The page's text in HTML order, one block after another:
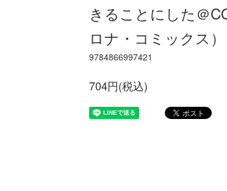
きることにした＠
ロナ・コミックス）
9784866997421
704円(税込)